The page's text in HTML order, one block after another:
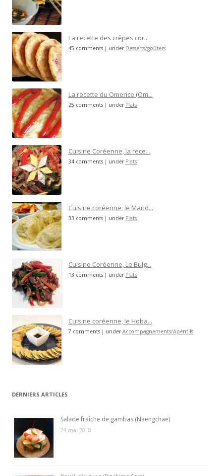
La recette des crêpes cor...
45 comments | under Desserts/goûters
La recette du Omerice (Om...
25 comments | under Plats
Cuisine Coréenne, la rece...
34 comments | under Plats
Cuisine coréenne, le Mand...
33 comments | under Plats
Cuisine Coréenne, Le Bulg...
13 comments | under Plats
Cuisine coréenne, le Hoba...
7 comments | underAccompagnements/Apéritifs
DERNIERS ARTICLES
Salade fraîche de gambas (Naengchae)
24 mai 2018